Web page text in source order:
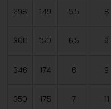
298 149 5.5 8
300 150 6,5 9
346 174 6 9
350 175 7 11